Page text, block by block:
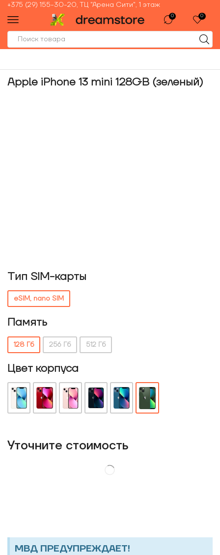
+375 (29) 155-30-20, ТЦ "Арена Сити", 1 этаж
0 0
Apple iPhone 13 mini 128GB (зеленый)
Тип SIM-карты
eSIM, nano SIM
Память
128 Гб 256 Гб 512 Гб
Цвет корпуса
Уточнитe стоимость
МВД ПРЕДУПРЕЖДАЕТ!